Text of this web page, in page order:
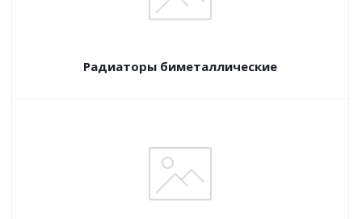
Радиаторы биметаллические